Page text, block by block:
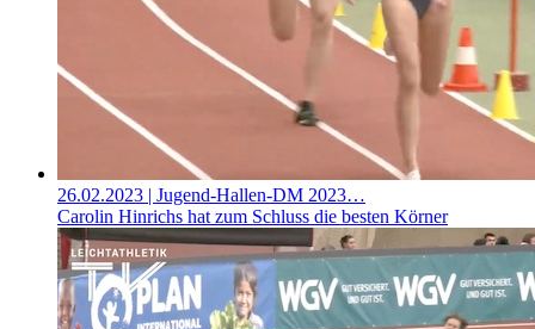
26.02.2023 | Jugend-Hallen-DM 2023…
Carolin Hinrichs hat zum Schluss die besten Körner